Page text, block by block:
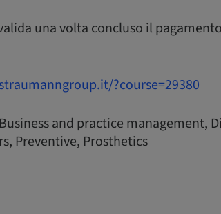
una volta concluso il
?course=29380
and practice management,
Preventive, Prosthetics